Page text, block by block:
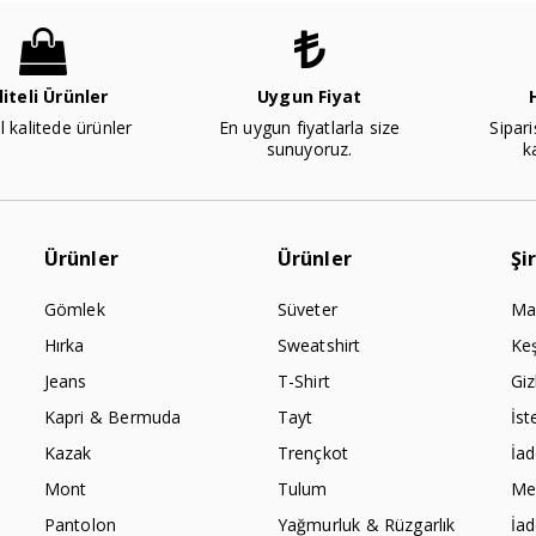
Ürünler
kalitede ürünler
Uygun Fiyat
En uygun fiyatlarla size
sunuyoruz.
Ürünler
Gömlek
Hırka
Jeans
Kapri & Bermuda
Kazak
Mont
Pantolon
Ürünler
Süveter
Sweatshirt
T-Shirt
Tayt
Trençkot
Tulum
Yağmurluk & Rüzgarlık